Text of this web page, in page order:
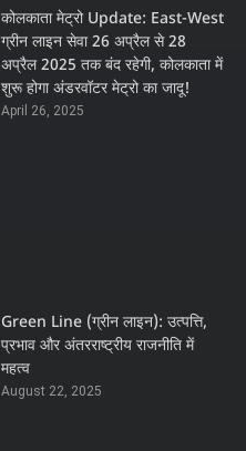
कोलकाता मेट्रो Update: East-West
ग्रीन लाइन सेवा 26 अप्रैल से 28
अप्रैल 2025 तक बंद रहेगी, कोलकाता में
शुरू होगा अंडरवॉटर मेट्रो का जादू!
April 26, 2025
Green Line (ग्रीन लाइन): उत्पत्ति,
प्रभाव और अंतरराष्ट्रीय राजनीति में
महत्व
August 22, 2025